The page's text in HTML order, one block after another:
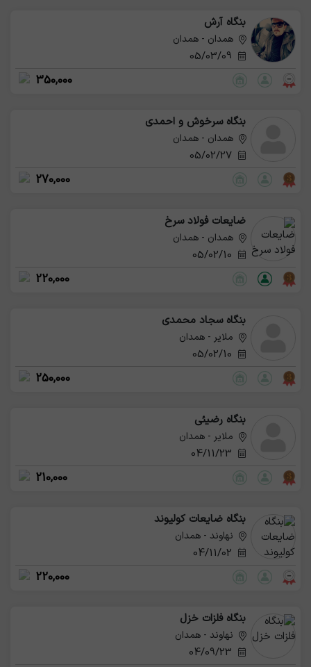
بنگاه آرش
همدان - همدان
350,000
بنگاه سرخوش و احمدی
همدان - همدان
05/02/27
270,000
ضایعات فولاد سرخ
همدان - همدان
220,000
بنگاه سجاد محمدی
ملایر - همدان
250,000
بنگاه رضیئی
ملایر - همدان
210,000
بنگاه ضایعات کولیوند
نهاوند - همدان
220,000
بنگاه فلزات خزل
نهاوند - همدان